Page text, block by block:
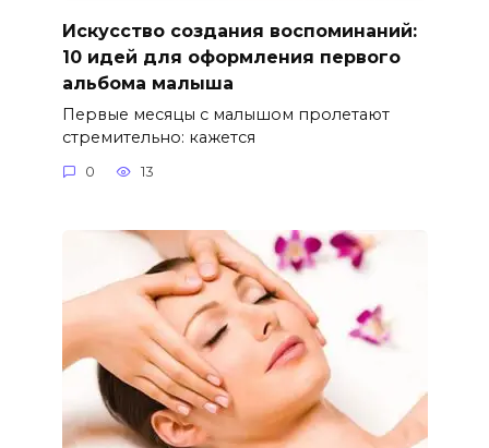
Искусство создания воспоминаний:
10 идей для оформления первого
альбома малыша
Первые месяцы с малышом пролетают
стремительно: кажется
0 13